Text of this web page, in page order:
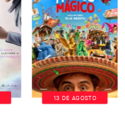
13 DE AGOSTO